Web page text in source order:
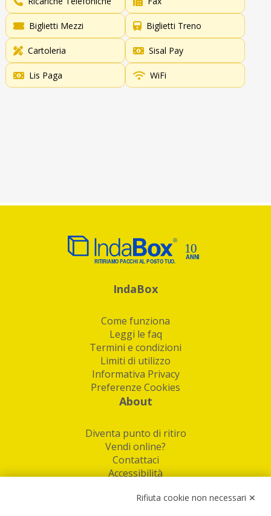
Biglietti Mezzi Biglietti Treno
Cartoleria Sisal Pay
Lis Paga WiFi
IndaBox
Come funziona
Leggi le faq
Termini e condizioni
Limiti di utilizzo
Informativa Privacy
Preferenze Cookies
About
Diventa punto di ritiro
Vendi online?
Contattaci
Accessibilità
Rifiuta cookie non necessari ✕